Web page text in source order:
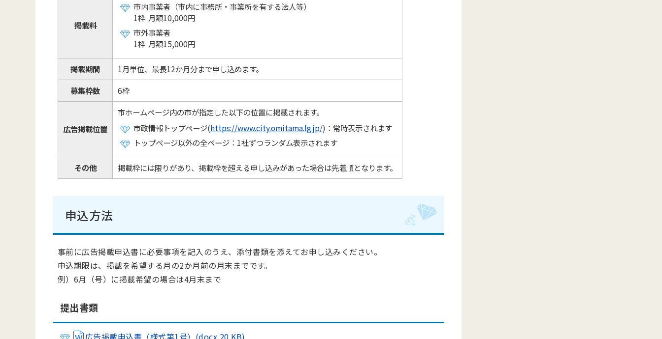
掲載料
市内事業者（市内に事務所・事業所を有する法人等）
1枠 月額10,000円
市外事業者
1枠 月額15,000円
掲載期間
1月単位、最長12か月分まで申し込めます。
募集枠数
6枠
広告掲載位置
市ホームページ内の市が指定した以下の位置に掲載されます。
市政情報トップページ(https://www.city.omitama.lg.jp/)： 常時表示されます
トップページ以外の全ページ：1社ずつランダム表示されます
その他 掲載枠には限りがあり、掲載枠を超える申し込みがあった場合は先着順となります。
申込方法
事前に広告掲載申込書に必要事項を記入のうえ、添付書類を添えてお申し込みください。
申込期限は、掲載を希望する月の2か月前の月末までです。
例）6月（号）に掲載希望の場合は4月末まで
提出書類
広告掲載申込書（様式第1号）(docx 20 KB)